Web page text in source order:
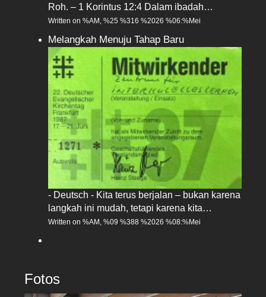
Roh. – 1 Korintus 12:4 Dalam ibadah…
Written on %AM, %25 %316 %2026 %06:%Mei
Melangkah Menuju Tahap Baru
- Deutsch - Kita terus berjalan – bukan karena
langkah ini mudah, tetapi karena kita…
Written on %AM, %09 %388 %2026 %08:%Mei
Fotos